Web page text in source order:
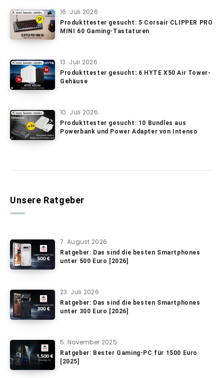
16. Juli 2026
Produkttester gesucht: 5 Corsair CLIPPER PRO
MINI 60 Gaming-Tastaturen
13. Juli 2026
Produkttester gesucht: 6 HYTE X50 Air Tower-
Gehäuse
10. Juli 2026
Produkttester gesucht: 10 Bundles aus
Powerbank und Power Adapter von Intenso
Unsere Ratgeber
7. August 2026
Ratgeber: Das sind die besten Smartphones
unter 500 Euro [2026]
23. Juli 2026
Ratgeber: Das sind die besten Smartphones
unter 300 Euro [2026]
5. November 2025
Ratgeber: Bester Gaming-PC für 1500 Euro
[2025]